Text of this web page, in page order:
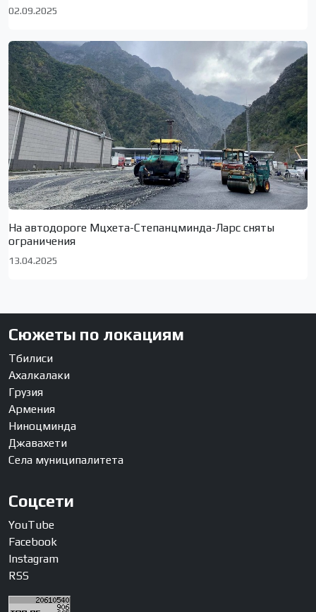
02.09.2025
На автодороге Мцхета-Степанцминда-Ларс сняты
ограничения
13.04.2025
Сюжеты по локациям
Тбилиси
Ахалкалаки
Грузия
Армения
Ниноцминда
Джавахети
Села муниципалитета
Соцсети
YouTube
Facebook
Instagram
RSS